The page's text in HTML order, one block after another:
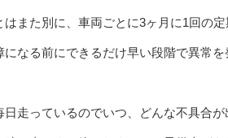
はまた別に、車両ごとに3ヶ月に1回の
になる前にできるだけ早い段階で異常
走っているのでいつ、どんな不具合が